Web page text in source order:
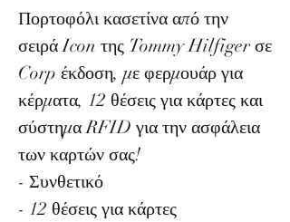
Πορτοφόλι κασετίνα από την
σειρά Icon της Tommy Hilfiger σε
Corp έκδοση, με φερμουάρ για
κέρματα, 12 θέσεις για κάρτες και
σύστημα RFID για την ασφάλεια
των καρτών σας!
- Συνθετικό
- 12 θέσεις για κάρτες